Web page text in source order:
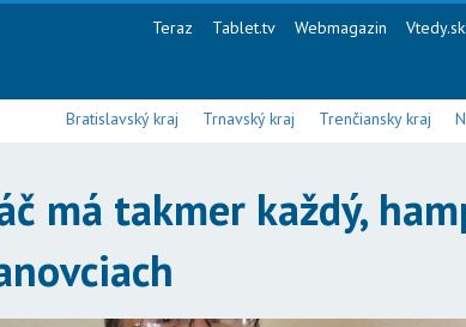
Teraz Tablet.tv Webmagazin Vtedy.sk
Bratislavský kraj Trnavský kraj Trenčiansky kraj
má takmer každý,